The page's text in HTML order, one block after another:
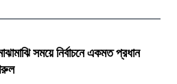
সময়ে নির্বাচনে একমত প্রধান